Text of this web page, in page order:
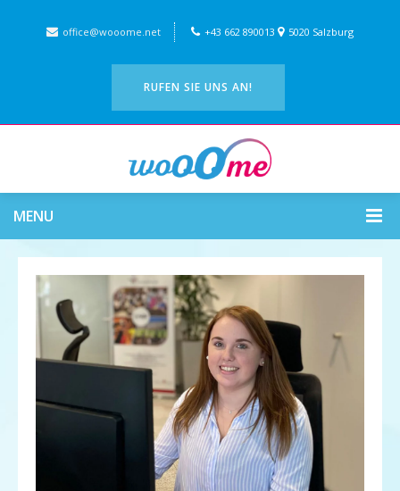
office@wooome.net +43 662 890013 5020 Salzburg
RUFEN SIE UNS AN!
MENU